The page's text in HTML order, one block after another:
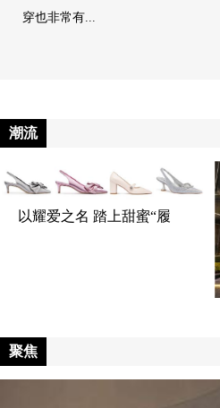
穿也非常有...
潮流
以耀爱之名 踏上甜蜜“履
聚焦